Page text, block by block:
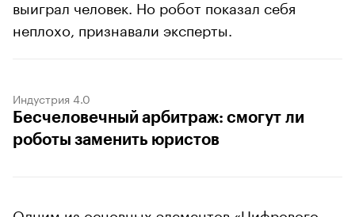
выиграл человек. Но робот показал себя
неплохо, признавали эксперты.
Индустрия 4.0
Бесчеловечный арбитраж: смогут ли
роботы заменить юристов